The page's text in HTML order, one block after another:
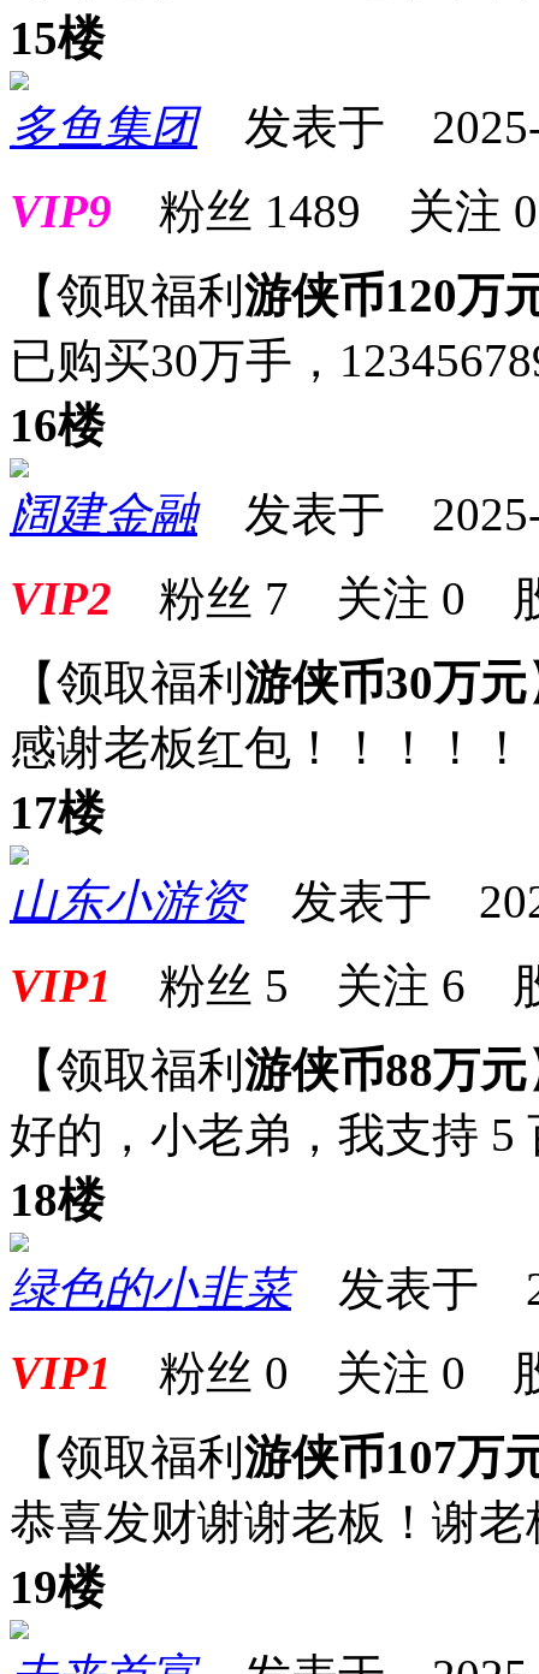
15楼
多鱼集团发表于 2025-
VIP9 粉丝 1489 关注 0
【领取福利 游侠币120万
已购买30万手，
16楼
阔建金融发表于 2025-
VIP2 粉丝 7 关注 0
【领取福利 游侠币30万元
感谢老板红包！！！！！
17楼
山东小游资发表于
VIP1 粉丝 5 关注 6
【领取福利 游侠币88万元
好的，小老弟，我支持 5
18楼
绿色的小韭菜发表于
VIP1 粉丝 0 关注 0
【领取福利 游侠币107万
恭喜发财谢谢老板！谢老
19楼